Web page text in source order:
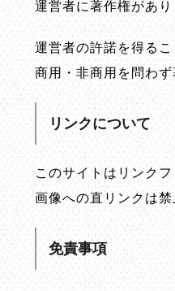
運営者に著作権があり
運営者の許諾を得る
商用・非商用を問わ
リンクについて
このサイトはリンク
画像への直リンクは
免責事項